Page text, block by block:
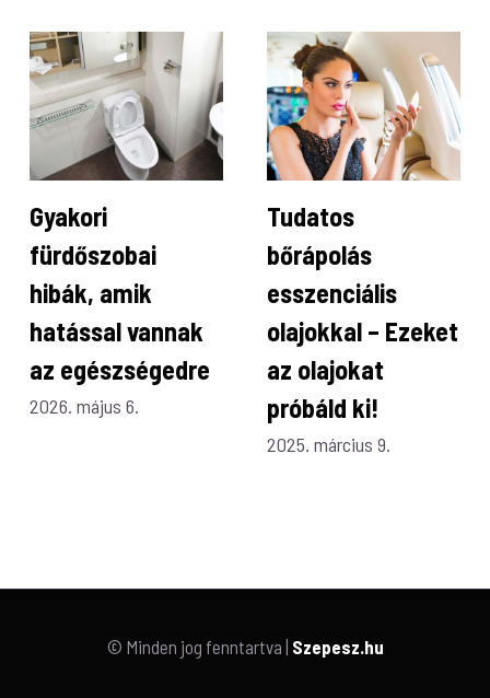
Gyakori
fürdőszobai
hibák, amik
hatással vannak
az egészségedre
2026. május 6.
Tudatos
bőrápolás
esszenciális
olajokkal – Ezeket
az olajokat
próbáld ki!
2025. március 9.
© Minden jog fenntartva | Szepesz.hu